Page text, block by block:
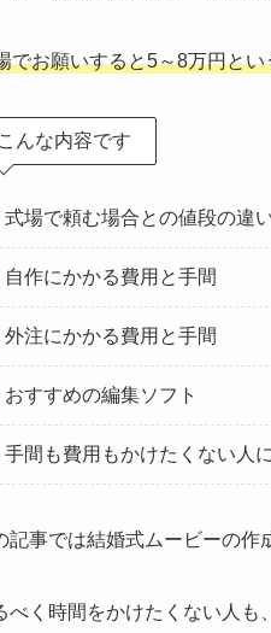
でお願いすると5～8万円と
こんな内容です
式場で頼む場合との値段の違
自作にかかる費用と手間
外注にかかる費用と手間
おすすめの編集ソフト
手間も費用もかけたくない人
記事では結婚式ムービーの作
べく時間をかけたくない人も